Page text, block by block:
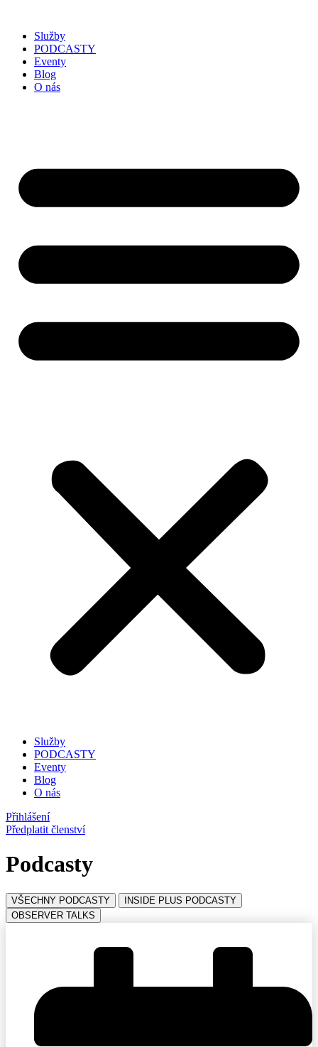
Služby
PODCASTY
Eventy
Blog
O nás
Služby
PODCASTY
Eventy
Blog
O nás
Přihlášení
Předplatit členství
Podcasty
VŠECHNY PODCASTY
INSIDE PLUS PODCASTY
OBSERVER TALKS